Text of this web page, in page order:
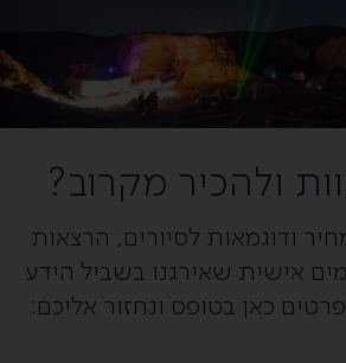
ולהכיר מקרוב?
ודוגמאות לסיורים, הרצאות
אישית שאירגנו בשביל הידע
כאן בטופס ונחזור אליכם: